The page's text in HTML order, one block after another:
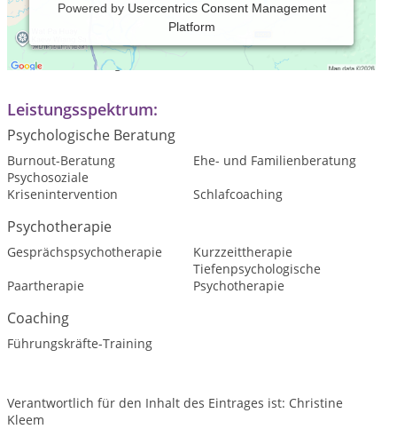
Powered by Usercentrics Consent Management
Platform
Praxiszeiten:
nach Vereinbarung
Leistungsspektrum:
Psychologische Beratung
Burnout-Beratung
Ehe- und Familienberatung
Psychosoziale
Krisenintervention
Schlafcoaching
Psychotherapie
Gesprächspsychotherapie
Kurzzeittherapie
Paartherapie
Tiefenpsychologische
Psychotherapie
Coaching
Führungskräfte-Training
Verantwortlich für den Inhalt des Eintrages ist: Christine
Kleem